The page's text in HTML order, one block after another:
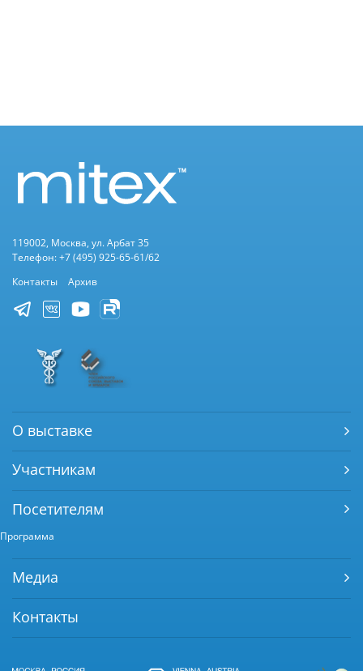
119002, Москва, ул. Арбат 35
Телефон: +7 (495) 925-65-61/62
Контакты
Архив
О выставке
Участникам
Посетителям
Программа
Медиа
Контакты